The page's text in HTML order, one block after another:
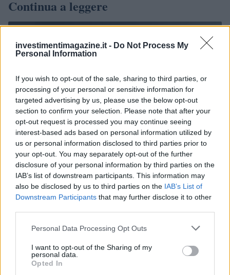
investimentimagazine.it - Do Not Process My
Personal Information
If you wish to opt-out of the sale, sharing to third parties, or
processing of your personal or sensitive information for
targeted advertising by us, please use the below opt-out
section to confirm your selection. Please note that after your
opt-out request is processed you may continue seeing
interest-based ads based on personal information utilized by
us or personal information disclosed to third parties prior to
your opt-out. You may separately opt-out of the further
disclosure of your personal information by third parties on the
IAB’s list of downstream participants. This information may
also be disclosed by us to third parties on the IAB’s List of
Downstream Participants that may further disclose it to other
Please note that this website/app uses one or more Google
not limited to your visit or usage behaviour. You may click to
grant or deny consent to Google and its third-party tags to
use your data for below specified purposes in below Google
Personal Data Processing Opt Outs
I want to opt-out of the Sharing of my
personal data.
Opted In
Continua a leggere
Petrolio in calo, Brent a 88.9 USD dopo un ribasso del 8.3%
Andrea Innocenti · 7 Ago 2026